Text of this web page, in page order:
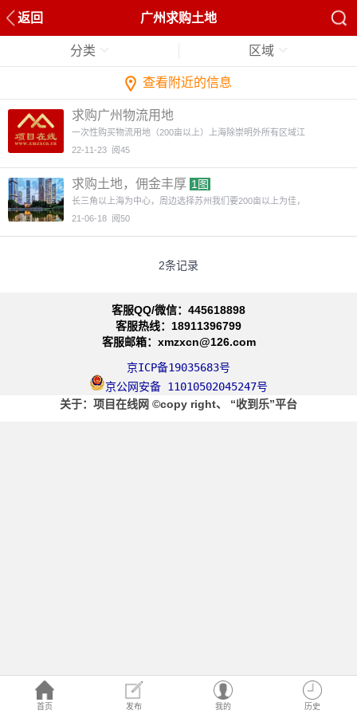
返回 广州求购土地
首页 发布 我的 历史
分类 区域
查看附近的信息
求购广州物流用地
一次性购买物流用地（200亩以上）上海除崇明外所有区域江
22-11-23 阅45
求购土地，佣金丰厚 1图
长三角以上海为中心，周边选择苏州我们要200亩以上为佳，
21-06-18 阅50
2条记录
客服QQ/微信：445618898
客服热线：18911396799
客服邮箱：xmzxcn@126.com
京ICP备19035683号
京公网安备 11010502045247号
关于：项目在线网 ©copy right、 “收到乐”平台